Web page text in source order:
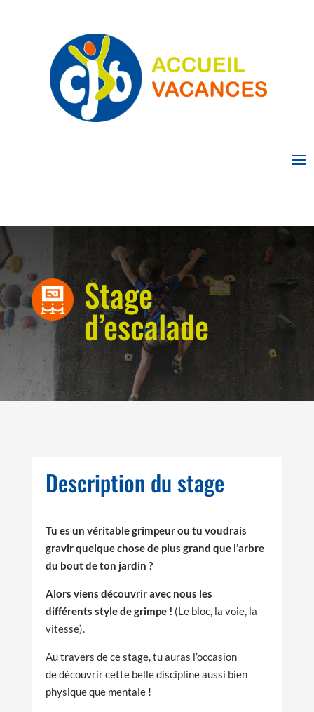
Stage
d’escalade
Description du stage
Tu es un véritable grimpeur ou tu voudrais
gravir quelque chose de plus grand que l’arbre
du bout de ton jardin ?
Alors viens découvrir avec nous les
différents style de grimpe ! (Le bloc, la voie, la
vitesse).
Au travers de ce stage, tu auras l’occasion
dedécouvrir cette belle discipline aussi bien
physique que mentale !